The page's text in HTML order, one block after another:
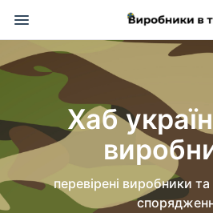
Хаб
перевірені виробники